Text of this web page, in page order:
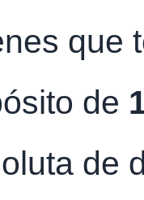
que
de
de